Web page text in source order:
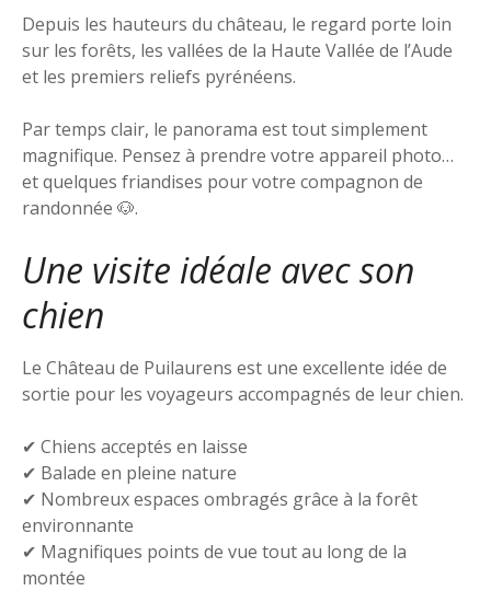
Depuis les hauteurs du château, le regard porte loin
sur les forêts, les vallées de la Haute Vallée de l’Aude
et les premiers reliefs pyrénéens.
Par temps clair, le panorama est tout simplement
magnifique. Pensez à prendre votre appareil photo…
et quelques friandises pour votre compagnon de
randonnée 🐶.
Une visite idéale avec son
chien
Le Château de Puilaurens est une excellente idée de
sortie pour les voyageurs accompagnés de leur chien.
✔ Chiens acceptés en laisse
✔ Balade en pleine nature
✔ Nombreux espaces ombragés grâce à la forêt
environnante
✔ Magnifiques points de vue tout au long de la
montée